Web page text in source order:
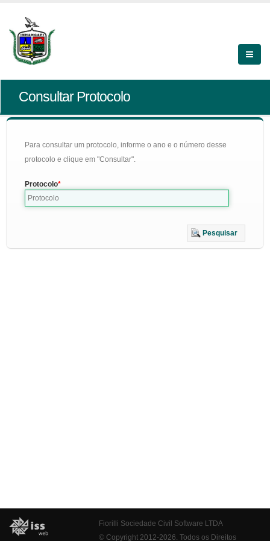
Consultar Protocolo
Para consultar um protocolo, informe o ano e o número desse
protocolo e clique em "Consultar".
Protocolo
Pesquisar
Fiorilli Sociedade Civil Software LTDA
© Copyright 2012-2026. Todos os Direitos